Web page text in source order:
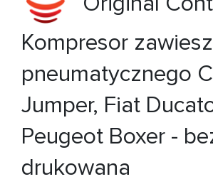
Kompresor
pneumatycznego
Jumper, Fiat
Peugeot Boxer -
drukowana